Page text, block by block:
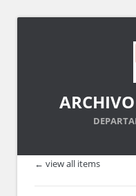
← view all items